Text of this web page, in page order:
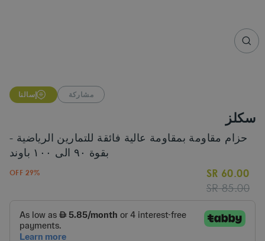
مشاركة إسالنا
سكلز
حزام مقاومة بمقاومة عالية فائقة للتمارين الرياضية -
بقوة ٩٠ الى ١٠٠ باوند
60.00 SR
Regular
85.00 SR
Sale
29% OFF